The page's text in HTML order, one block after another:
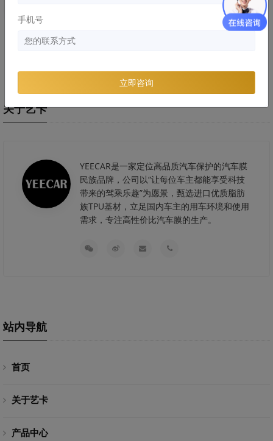
还贵！
隐形车衣和改色膜哪个好，两者
关于艺卡
YEECAR是一家定位高品质汽车保护的汽车膜
民族品牌，公司以“让每位车主都能享受科技
带来的驾乘乐趣”为愿景，甄选进口优质脂肪
族TPU基材，立足国内车主的用车环境和使用
需求，专注高性价比汽车膜的生产。
站内导航
首页
关于艺卡
产品中心
手机号
立即咨询